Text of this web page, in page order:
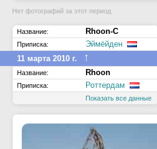
Нет фотографий за этот период
Название: Rhoon-C
Приписка:
Эймёйден
11 марта 2010 г.
↑
Название: Rhoon
Приписка: Роттердам
Показать все данные